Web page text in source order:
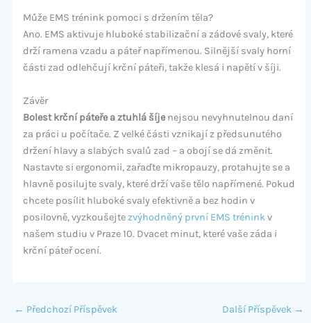
Může EMS trénink pomoci s držením těla?
Ano. EMS aktivuje hluboké stabilizační a zádové svaly, které
drží ramena vzadu a páteř napřímenou. Silnější svaly horní
části zad odlehčují krční páteři, takže klesá i napětí v šíji.
Závěr
Bolest krční páteře a ztuhlá šíjenejsou nevyhnutelnou daní
za práci u počítače. Z velké části vznikají z předsunutého
držení hlavy a slabých svalů zad – a obojí se dá změnit.
Nastavte si ergonomii, zařaďte mikropauzy, protahujte se a
hlavně posilujte svaly, které drží vaše tělo napřímené. Pokud
chcete posílit hluboké svaly efektivně a bez hodin v
posilovně, vyzkoušejtezvýhodněný první EMS tréninkv
našem studiu v Praze 10. Dvacet minut, které vaše záda i
krční páteř ocení.
← Předchozí Příspěvek Další Příspěvek →